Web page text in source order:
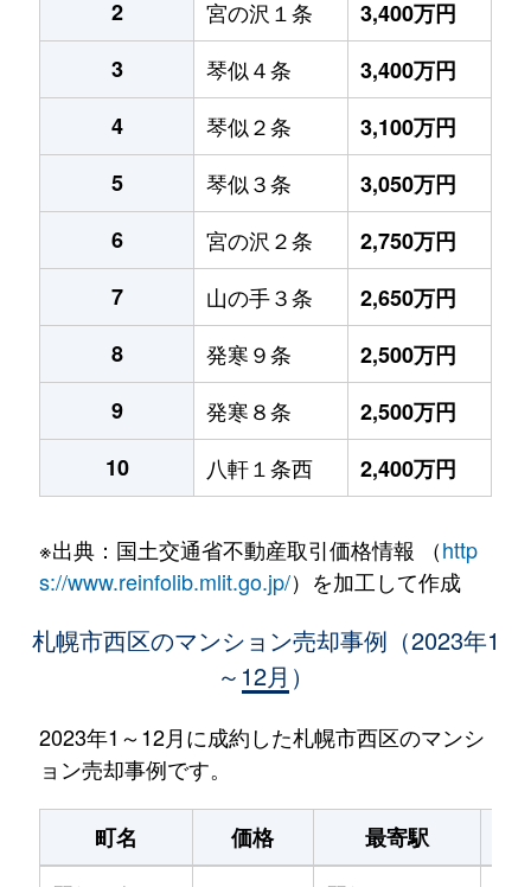
2
宮の沢１条
3,400万円
3
琴似４条
3,400万円
4
琴似２条
3,100万円
5
琴似３条
3,050万円
6
宮の沢２条
2,750万円
7
山の手３条
2,650万円
8
発寒９条
2,500万円
9
発寒８条
2,500万円
10
八軒１条西 2,400万円
※出典：国土交通省不動産取引価格情報 （http
s://www.reinfolib.mlit.go.jp/）を加工して作成
札幌市西区のマンション売却事例（2023年1
～12月）
2023年1～12月に成約した札幌市西区のマンシ
ョン売却事例です。
町名 価格 最寄駅